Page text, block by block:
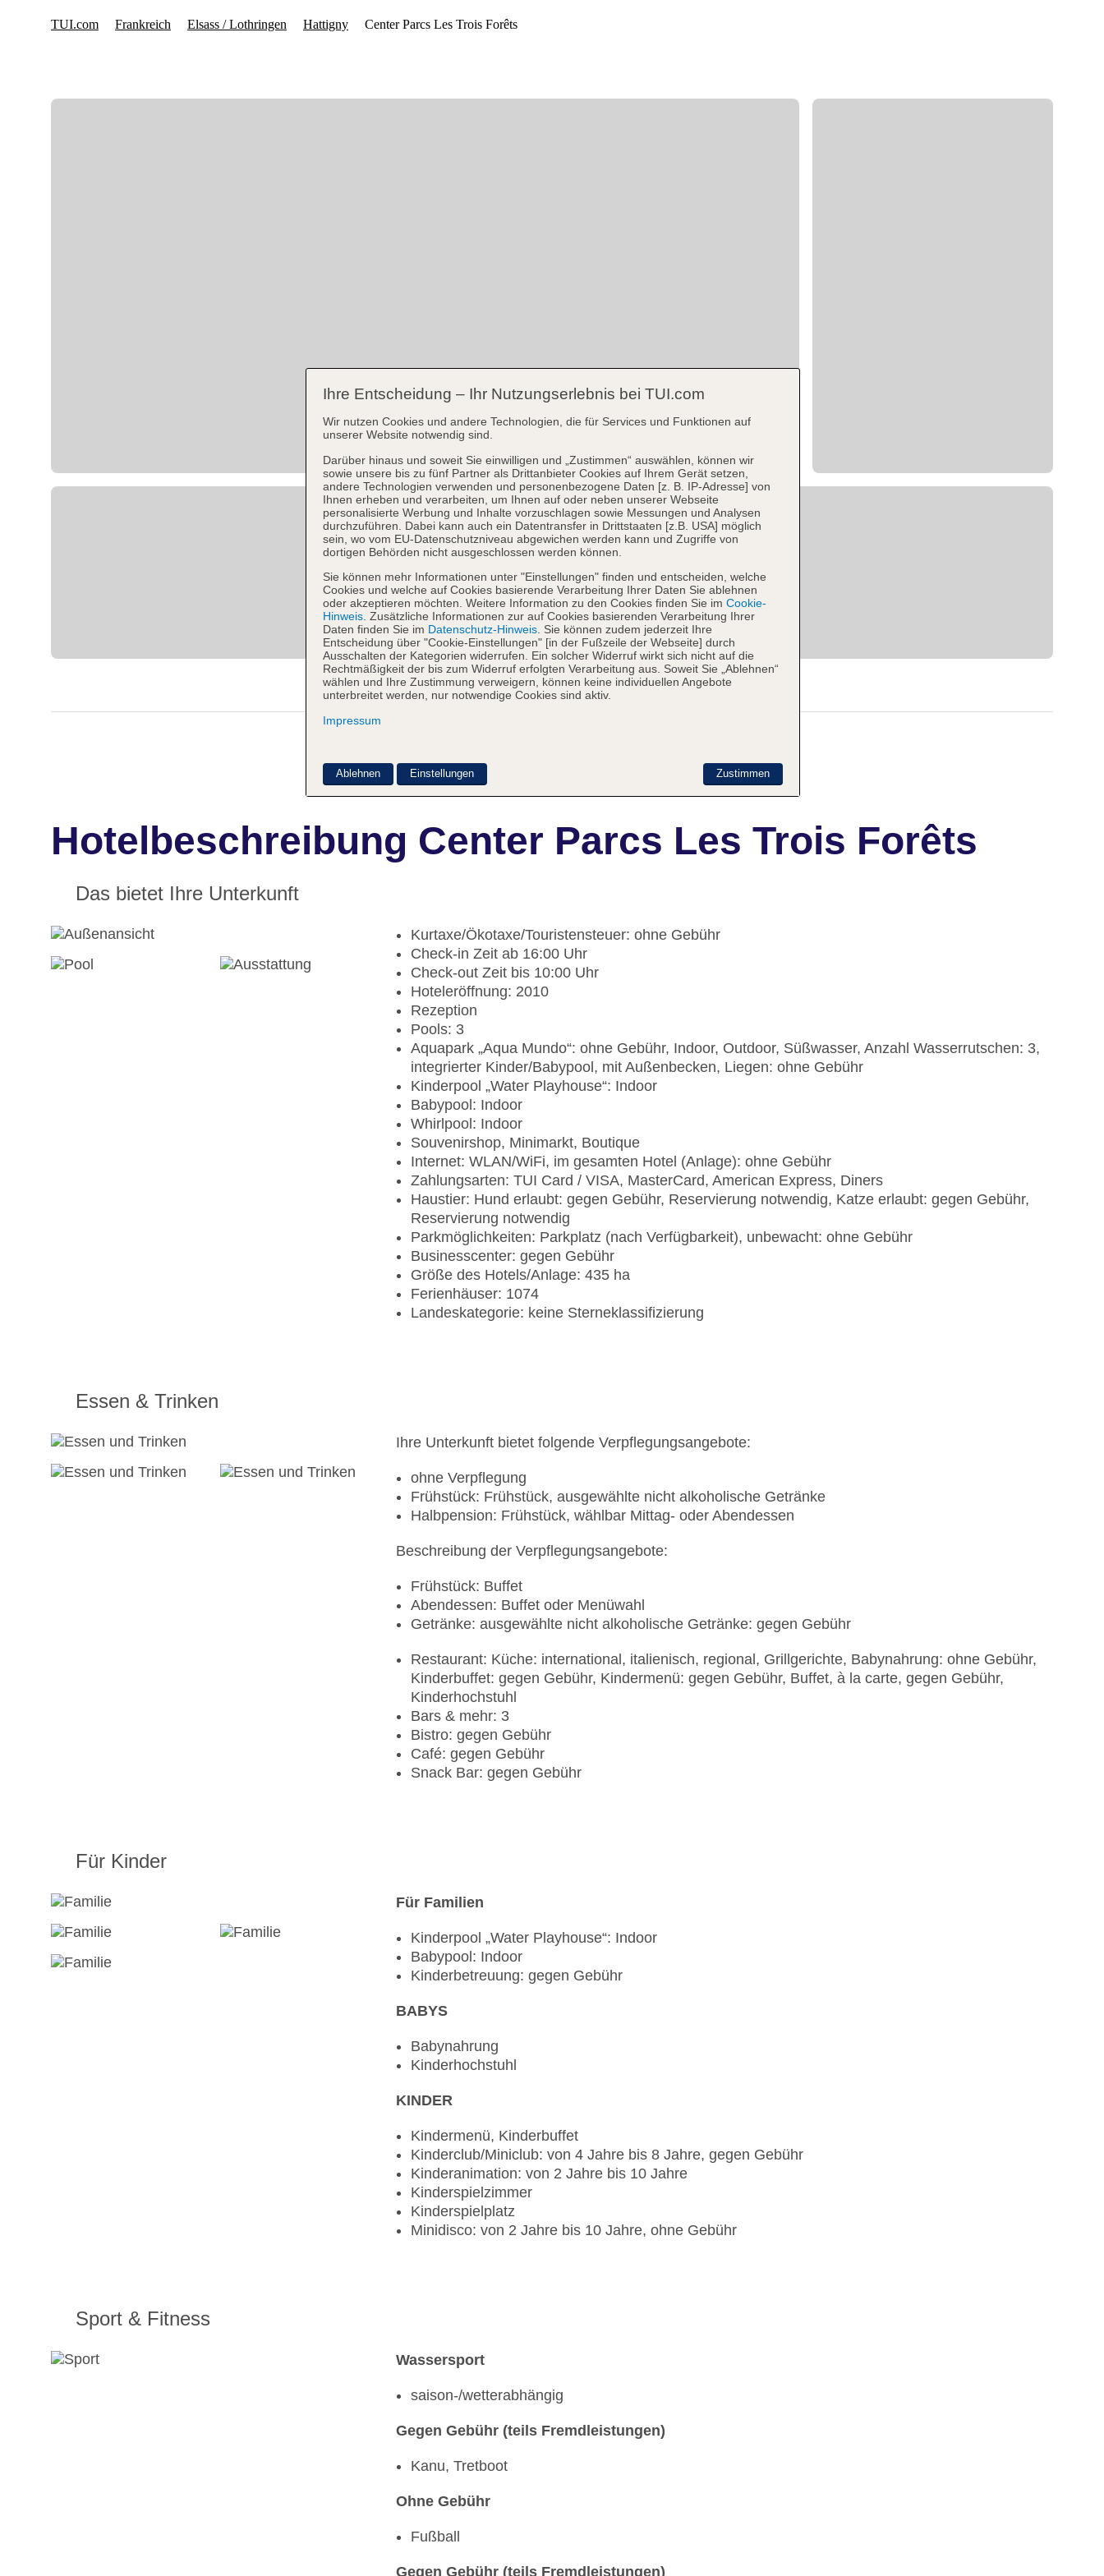
Hotelbeschreibung Center Parcs Les Trois Forêts
Das bietet Ihre Unterkunft
Kurtaxe/Ökotaxe/Touristensteuer: ohne Gebühr
Check-in Zeit ab 16:00 Uhr
Check-out Zeit bis 10:00 Uhr
Hoteleröffnung: 2010
Rezeption
Pools: 3
Aquapark „Aqua Mundo“: ohne Gebühr, Indoor, Outdoor, Süßwasser, Anzahl Wasserrutschen: 3,
integrierter Kinder/Babypool, mit Außenbecken, Liegen: ohne Gebühr
Kinderpool „Water Playhouse“: Indoor
Babypool: Indoor
Whirlpool: Indoor
Souvenirshop, Minimarkt, Boutique
Internet: WLAN/WiFi, im gesamten Hotel (Anlage): ohne Gebühr
Zahlungsarten: TUI Card / VISA, MasterCard, American Express, Diners
Haustier: Hund erlaubt: gegen Gebühr, Reservierung notwendig, Katze erlaubt: gegen Gebühr,
Reservierung notwendig
Parkmöglichkeiten: Parkplatz (nach Verfügbarkeit), unbewacht: ohne Gebühr
Businesscenter: gegen Gebühr
Größe des Hotels/Anlage: 435 ha
Ferienhäuser: 1074
Landeskategorie: keine Sterneklassifizierung
Essen & Trinken
Ihre Unterkunft bietet folgende Verpflegungsangebote:
ohne Verpflegung
Frühstück: Frühstück, ausgewählte nicht alkoholische Getränke
Halbpension: Frühstück, wählbar Mittag- oder Abendessen
Beschreibung der Verpflegungsangebote:
Frühstück: Buffet
Abendessen: Buffet oder Menüwahl
Getränke: ausgewählte nicht alkoholische Getränke: gegen Gebühr
Restaurant: Küche: international, italienisch, regional, Grillgerichte, Babynahrung: ohne Gebühr,
Kinderbuffet: gegen Gebühr, Kindermenü: gegen Gebühr, Buffet, à la carte, gegen Gebühr,
Kinderhochstuhl
Bars & mehr: 3
Bistro: gegen Gebühr
Café: gegen Gebühr
Snack Bar: gegen Gebühr
Für Kinder
Für Familien
Kinderpool „Water Playhouse“: Indoor
Babypool: Indoor
Kinderbetreuung: gegen Gebühr
BABYS
Babynahrung
Kinderhochstuhl
KINDER
Kindermenü, Kinderbuffet
Kinderclub/Miniclub: von 4 Jahre bis 8 Jahre, gegen Gebühr
Kinderanimation: von 2 Jahre bis 10 Jahre
Kinderspielzimmer
Kinderspielplatz
Minidisco: von 2 Jahre bis 10 Jahre, ohne Gebühr
Sport & Fitness
Wassersport
saison-/wetterabhängig
Gegen Gebühr (teils Fremdleistungen)
Kanu, Tretboot
Ohne Gebühr
Fußball
Gegen Gebühr (teils Fremdleistungen)
Ihre Entscheidung – Ihr Nutzungserlebnis bei TUI.com
Wir nutzen Cookies und andere Technologien, die für Services und Funktionen auf
unserer Website notwendig sind.
Darüber hinaus und soweit Sie einwilligen und „Zustimmen“ auswählen, können wir
sowie unsere bis zu fünf Partner als Drittanbieter Cookies auf Ihrem Gerät setzen,
andere Technologien verwenden und personenbezogene Daten [z. B. IP-Adresse] von
Ihnen erheben und verarbeiten, um Ihnen auf oder neben unserer Webseite
personalisierte Werbung und Inhalte vorzuschlagen sowie Messungen und Analysen
durchzuführen. Dabei kann auch ein Datentransfer in Drittstaaten [z.B. USA] möglich
sein, wo vom EU-Datenschutzniveau abgewichen werden kann und Zugriffe von
dortigen Behörden nicht ausgeschlossen werden können.
Sie können mehr Informationen unter "Einstellungen" finden und entscheiden, welche
Cookies und welche auf Cookies basierende Verarbeitung Ihrer Daten Sie ablehnen
oder akzeptieren möchten. Weitere Information zu den Cookies finden Sie im Cookie-
Hinweis . Zusätzliche Informationen zur auf Cookies basierenden Verarbeitung Ihrer
Daten finden Sie im Datenschutz-Hinweis . Sie können zudem jederzeit Ihre
Entscheidung über "Cookie-Einstellungen" [in der Fußzeile der Webseite] durch
Ausschalten der Kategorien widerrufen. Ein solcher Widerruf wirkt sich nicht auf die
Rechtmäßigkeit der bis zum Widerruf erfolgten Verarbeitung aus. Soweit Sie „Ablehnen“
wählen und Ihre Zustimmung verweigern, können keine individuellen Angebote
unterbreitet werden, nur notwendige Cookies sind aktiv.
Impressum
Zustimmen
Ablehnen Einstellungen